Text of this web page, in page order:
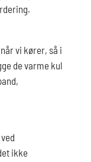
vi kører, så i
de varme kul
ikke